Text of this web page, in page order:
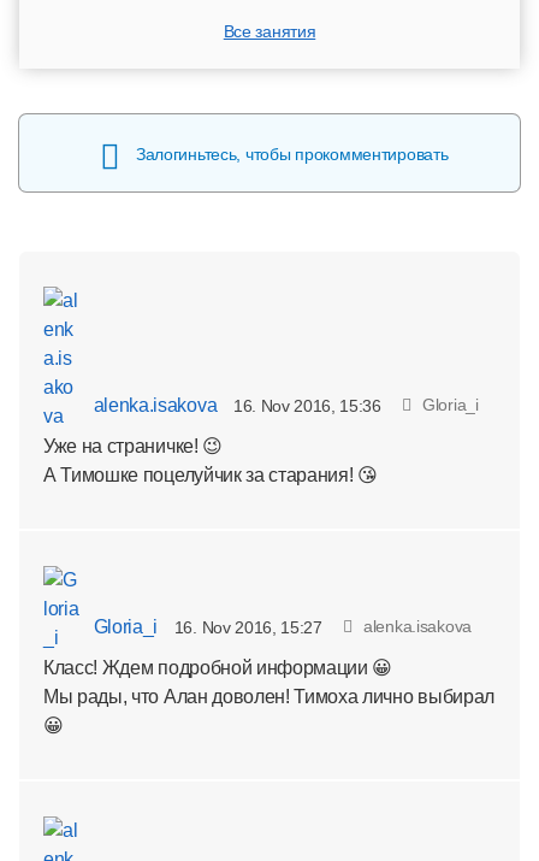
Все занятия
Залогиньтесь, чтобы прокомментировать
alenka.isakova 16. Nov 2016, 15:36 Gloria_i
Уже на страничке! 😉
А Тимошке поцелуйчик за старания! 😘
Gloria_i 16. Nov 2016, 15:27 alenka.isakova
Класс! Ждем подробной информации 😀
Мы рады, что Алан доволен! Тимоха лично выбирал
😀